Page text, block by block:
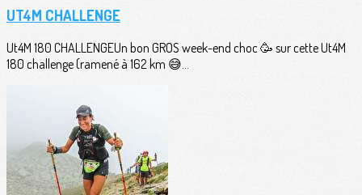
UT4M CHALLENGE
Ut4M 180 CHALLENGEUn bon GROS week-end choc 🥳 sur cette Ut4M
180 challenge (ramené à 162 km 😅...